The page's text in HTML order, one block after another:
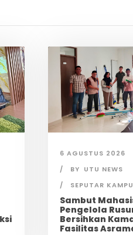
6 AGUSTUS 2026
BY UTU NEWS
SEPUTAR
Sambut
Pengelola
Bersihkan
Fasilitas